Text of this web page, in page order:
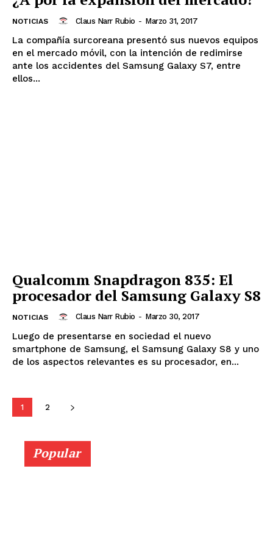
NOTICIAS Claus Narr Rubio - Marzo 31, 2017
La compañía surcoreana presentó sus nuevos equipos
en el mercado móvil, con la intención de redimirse
ante los accidentes del Samsung Galaxy S7, entre
ellos...
Qualcomm Snapdragon 835: El
procesador del Samsung Galaxy S8
NOTICIAS Claus Narr Rubio - Marzo 30, 2017
Luego de presentarse en sociedad el nuevo
smartphone de Samsung, el Samsung Galaxy S8 y uno
de los aspectos relevantes es su procesador, en...
1 2
Popular